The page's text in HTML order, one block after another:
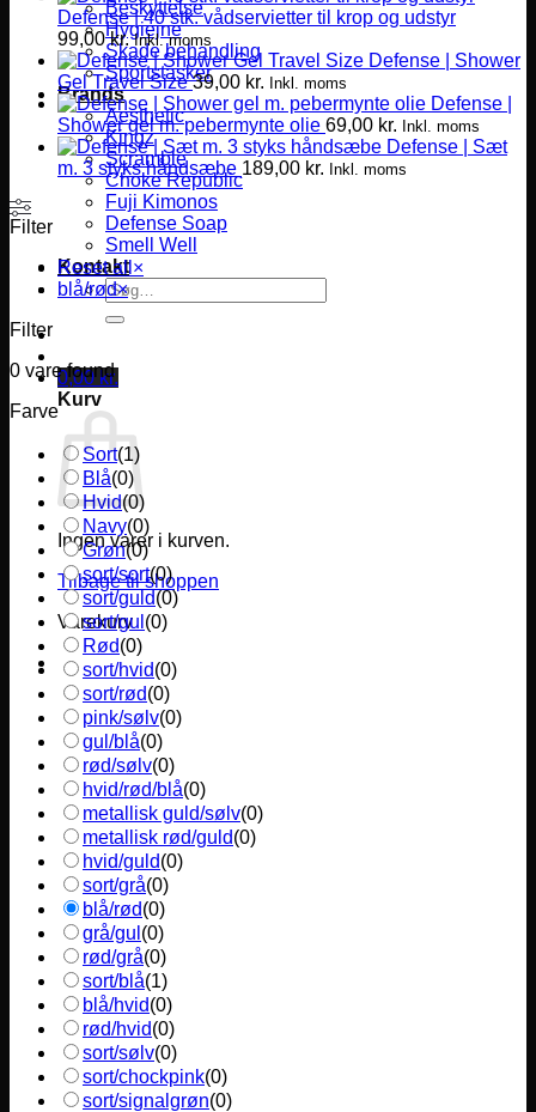
Beskyttelse
Hygiejne
Skade behandling
Sportstasker
Brands
Aesthetic
Kingz
Scramble
Choke Republic
Fuji Kimonos
Defense Soap
Smell Well
Kontakt
Søg
efter:
0,00 kr.
Kurv
Ingen varer i kurven.
Tilbage til shoppen
Varekurv
Defense | 40 stk. vådservietter til krop og udstyr
99,00kr. Inkl. moms
Defense | Shower
Gel Travel Size 39,00 kr. Inkl. moms
Defense |
Shower gel m. pebermynte olie 69,00 kr. Inkl. moms
Defense | Sæt
m. 3 styks håndsæbe 189,00 kr. Inkl. moms
Filter
Reset all ×
blå/rød×
Filter
0 vare found
Farve
Sort(1)
Blå(0)
Hvid(0)
Navy(0)
Grøn(0)
sort/sort(0)
sort/guld(0)
sort/gul (0)
Rød(0)
sort/hvid(0)
sort/rød(0)
pink/sølv(0)
gul/blå(0)
rød/sølv(0)
hvid/rød/blå(0)
metallisk guld/sølv(0)
metallisk rød/guld(0)
hvid/guld(0)
sort/grå(0)
blå/rød(0)
grå/gul (0)
rød/grå(0)
sort/blå(1)
blå/hvid(0)
rød/hvid(0)
sort/sølv(0)
sort/chockpink(0)
sort/signalgrøn(0)